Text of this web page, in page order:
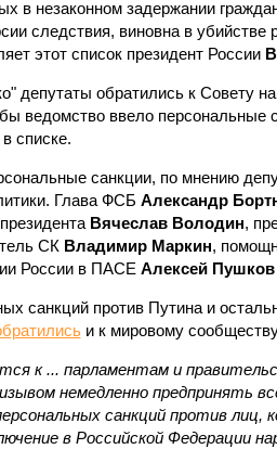
в незаконном задержании
следствия, виновна в убийстве
этот список президент России
депутаты обратились к Совету
ведомство ввело персональные
списке.
санкции, по мнению
Глава ФСБ Александр
Вячеслав Володин,
СК Владимир Маркин,
России в ПАСЕ Алексей Пушков
санкций против Путина и
и к мировому
к ... парламентам и
немедленно предпринять
санкций против лиц,
в Российской Федерации